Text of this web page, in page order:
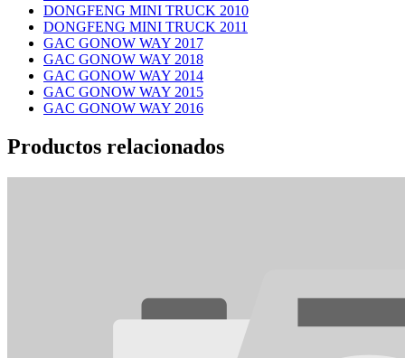
DONGFENG MINI TRUCK 2010
DONGFENG MINI TRUCK 2011
GAC GONOW WAY 2017
GAC GONOW WAY 2018
GAC GONOW WAY 2014
GAC GONOW WAY 2015
GAC GONOW WAY 2016
Productos relacionados